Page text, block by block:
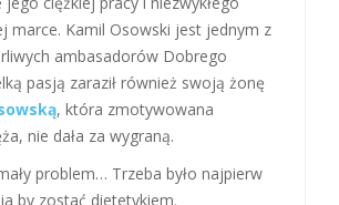
marce. Kamil Osowski jest jednym z
ambasadorów Dobrego
pasją zaraził również swoją żonę
, która zmotywowana
nie dała za wygraną.
problem… Trzeba było najpierw
by zostać dietetykiem.